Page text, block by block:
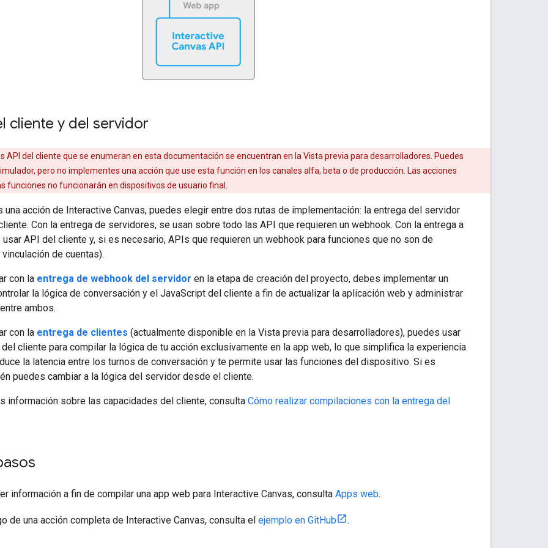
cliente y del servidor
API del cliente que se enumeran en esta documentación se encuentran en la Vista previa para desarrolladores. Puedes
pero no implementes una acción que use esta función en los canales alfa, beta o de producción. Las acciones
funciones no funcionarán en dispositivos de usuario final.
una acción de Interactive Canvas, puedes elegir entre dos rutas de implementación: la entrega del servidor
Con la entrega de servidores, se usan sobre todo las API que requieren un webhook. Con la entrega a
API del cliente y, si es necesario, APIs que requieren un webhook para funciones que no son de
de cuentas).
con la entrega de webhook del servidor en la etapa de creación del proyecto, debes implementar un
la lógica de conversación y el JavaScript del cliente a fin de actualizar la aplicación web y administrar
ambos.
con la entrega de clientes (actualmente disponible en la Vista previa para desarrolladores), puedes usar
cliente para compilar la lógica de tu acción exclusivamente en la app web, lo que simplifica la experiencia
la latencia entre los turnos de conversación y te permite usar las funciones del dispositivo. Si es
puedes cambiar a la lógica del servidor desde el cliente.
información sobre las capacidades del cliente, consulta Cómo realizar compilaciones con la entrega del
información a fin de compilar una app web para Interactive Canvas, consulta Apps web.
de una acción completa de Interactive Canvas, consulta el ejemplo en GitHub .